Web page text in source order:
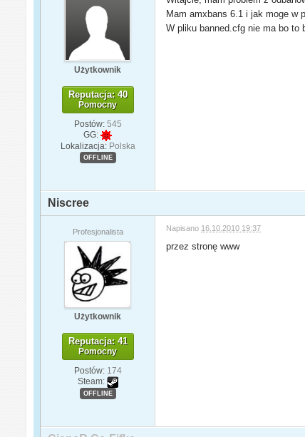
Użytkownik
Reputacja: 40
Pomocny
Postów: 545
GG:
Lokalizacja: Polska
OFFLINE
Mam amxbans 6.1 i jak moge w
W pliku banned.cfg nie ma bo to
Niscree
Profesjonalista
Użytkownik
Reputacja: 41
Pomocny
Postów: 174
Steam:
OFFLINE
Napisano 16.10.2010 19:37
przez stronę www